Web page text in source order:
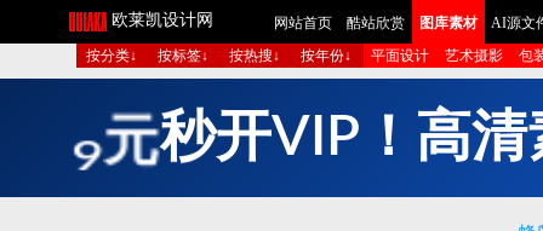
欧莱凯设计网 网站首页 酷站欣赏 图库素材
AI源文
按分类↓
按标签↓ 按热搜↓ 按年份↓ 平面设计 艺术摄影 包
多 组 图 生 成 短